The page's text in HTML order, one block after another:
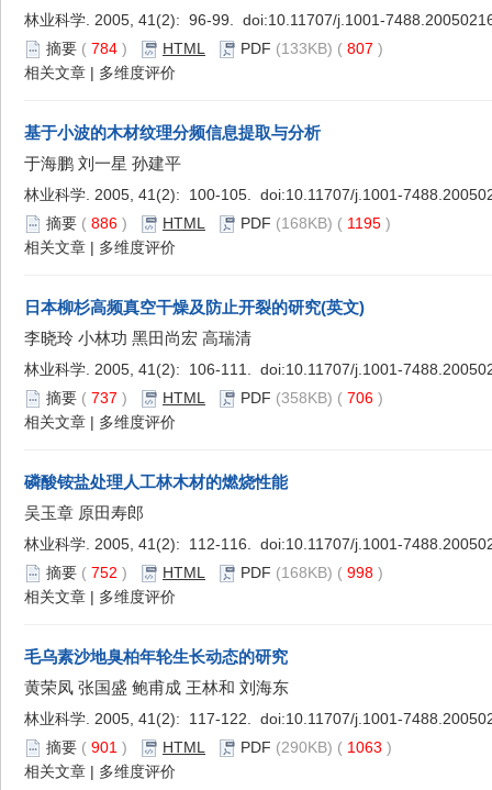
林业科学. 2005, 41(2): 96-99. doi:10.11707/j.1001-
摘要 ( 784 ) HTML PDF (133KB) ( 807 )
相关文章 | 多维度评价
基于小波的木材纹理分频信息提取与分析
于海鹏 刘一星 孙建平
林业科学. 2005, 41(2): 100-105. doi:10.11707/j.1001-
摘要 ( 886 ) HTML PDF (168KB) ( 1195 )
相关文章 | 多维度评价
日本柳杉高频真空干燥及防止开裂的研究(英文)
李晓玲 小林功 黑田尚宏 高瑞清
林业科学. 2005, 41(2): 106-111. doi:10.11707/j.1001-
摘要 ( 737 ) HTML PDF (358KB) ( 706 )
相关文章 | 多维度评价
磷酸铵盐处理人工林木材的燃烧性能
吴玉章 原田寿郎
林业科学. 2005, 41(2): 112-116. doi:10.11707/j.1001-
摘要 ( 752 ) HTML PDF (168KB) ( 998 )
相关文章 | 多维度评价
毛乌素沙地臭柏年轮生长动态的研究
黄荣凤 张国盛 鲍甫成 王林和 刘海东
林业科学. 2005, 41(2): 117-122. doi:10.11707/j.1001-
摘要 ( 901 ) HTML PDF (290KB) ( 1063 )
相关文章 | 多维度评价